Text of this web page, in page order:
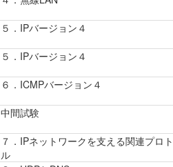
５．IPバージョン４
５．IPバージョン４
６．ICMPバージョン４
中間試験
７．IPネットワークを支える関連プロ
ル